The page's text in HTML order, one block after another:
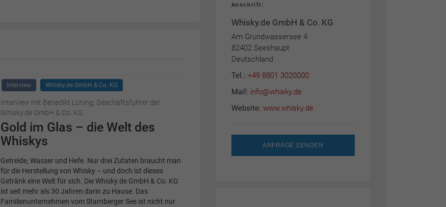
Interview Whisky.de GmbH & Co. KG
Interview mit Benedikt Lüning, Geschäftsführer der
Whisky.de GmbH & Co. KG
Gold im Glas – die Welt des
Whiskys
Getreide, Wasser und Hefe. Nur drei Zutaten braucht man
für die Herstellung von Whisky – und doch ist dieses
Getränk eine Welt für sich. Die Whisky.de GmbH & Co. KG
ist seit mehr als 30 Jahren darin zu Hause. Das
Familienunternehmen vom Starnberger See ist nicht nur
Anschrift:
Whisky.de GmbH & Co. KG
Am Grundwassersee 4
82402 Seeshaupt
Deutschland
Tel.: +49 8801 3020000
Mail: info@whisky.de
Website: www.whisky.de
ANFRAGE SENDEN